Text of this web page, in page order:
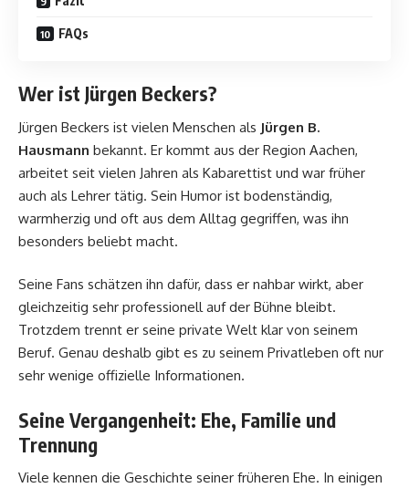
FAQs
Wer ist Jürgen Beckers?
Jürgen Beckers ist vielen Menschen als Jürgen B.
Hausmann bekannt. Er kommt aus der Region Aachen,
arbeitet seit vielen Jahren als Kabarettist und war früher
auch als Lehrer tätig. Sein Humor ist bodenständig,
warmherzig und oft aus dem Alltag gegriffen, was ihn
besonders beliebt macht.
Seine Fans schätzen ihn dafür, dass er nahbar wirkt, aber
gleichzeitig sehr professionell auf der Bühne bleibt.
Trotzdem trennt er seine private Welt klar von seinem
Beruf. Genau deshalb gibt es zu seinem Privatleben oft nur
sehr wenige offizielle Informationen.
Seine Vergangenheit: Ehe, Familie und
Trennung
Viele kennen die Geschichte seiner früheren Ehe. In einigen